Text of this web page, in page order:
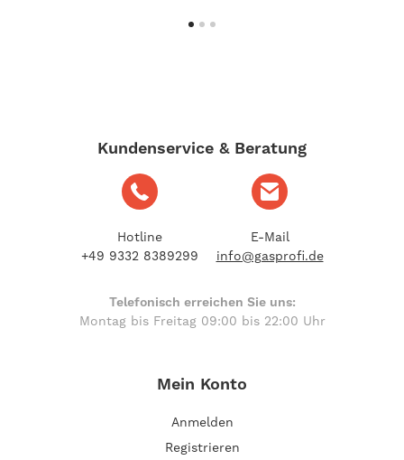
Kundenservice & Beratung
Hotline
+49 9332 8389299
E-Mail
info@gasprofi.de
Telefonisch erreichen Sie uns:
Montag bis Freitag 09:00 bis 22:00 Uhr
Mein Konto
Anmelden
Registrieren